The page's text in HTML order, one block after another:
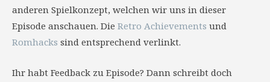
anderen Spielkonzept, welchen wir uns in dieser
Episode anschauen. Die Retro Achievements und
Romhacks sind entsprechend verlinkt.
Ihr habt Feedback zu Episode? Dann schreibt doch